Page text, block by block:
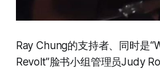
Ray Chung的支持者、同时是
Revolt”脸书小组管理员Judy